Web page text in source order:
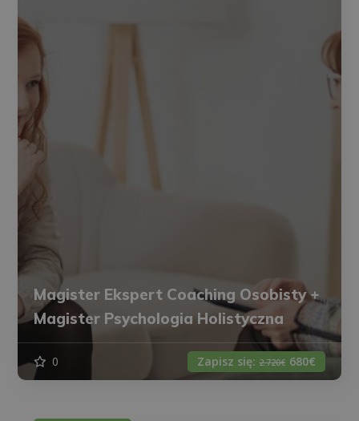
Magister Ekspert Coaching Osobisty +
Magister Psychologia Holistyczna
0 Zapisz się: 2.720€ 680€